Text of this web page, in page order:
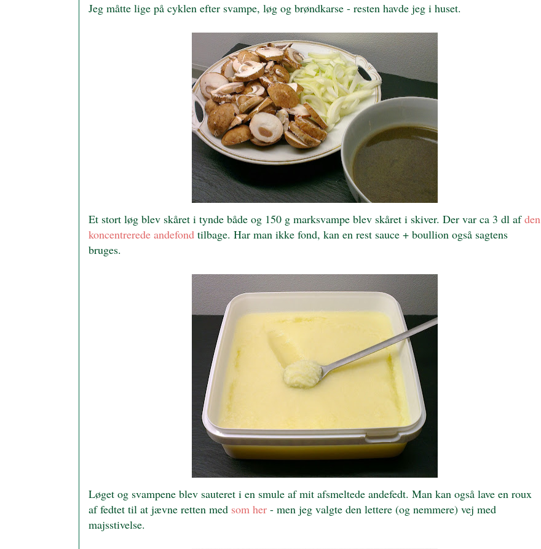
Jeg måtte lige på cyklen efter svampe, løg og brøndkarse - resten havde jeg i huset.
Et stort løg blev skåret i tynde både og 150 g marksvampe blev skåret i skiver. Der var ca 3 dl afden
koncentrerede andefond tilbage. Har man ikke fond, kan en rest sauce + boullion også sagtens
bruges.
Løget og svampene blev sauteret i en smule af mit afsmeltede andefedt. Man kan også lave en roux
af fedtet til at jævne retten med som her - men jeg valgte den lettere (og nemmere) vej med
majsstivelse.